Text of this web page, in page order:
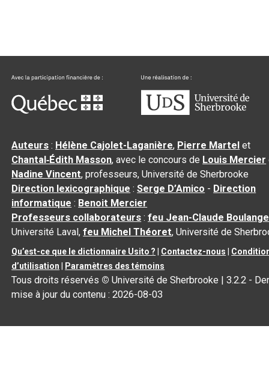
Auteurs : Hélène Cajolet-Laganière, Pierre Martel et
Chantal‑Édith Masson, avec le concours de Louis Mercier
Nadine Vincent, professeurs, Université de Sherbrooke
Direction lexicographique :Serge D’Amico - Direction
informatique : Benoit Mercier
Professeurs collaborateurs :feu Jean-Claude
Université Laval,feu Michel Théoret, Université de
Qu’est-ce que le dictionnaire Usito ? Contactez-nous
d’utilisation
Paramètres des témoins
Tous droits réservés © Université de Sherbrooke |3.2.2 -
mise à jour du contenu :2026-08-03